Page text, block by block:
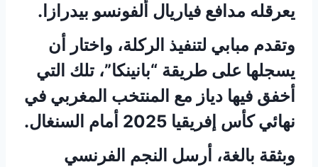
يعرقله مدافع فياريال ألفونسو بيدرازا.
وتقدم مبابي لتنفيذ الركلة، واختار أن
يسجلها على طريقة “بانينكا”، تلك التي
أخفق فيها دياز مع المنتخب المغربي في
نهائي كأس إفريقيا 2025 أمام السنغال.
وبثقة بالغة، أرسل النجم الفرنسي